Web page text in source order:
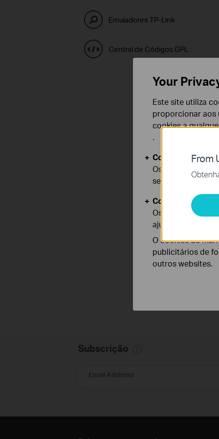
Emuladores TP-Link
Central de Códigos GPL
Subscrição
Email Address
From
Your
Este site utiliza
proporcionar aos
cookies a
.
Cookies Básicos
Os cookies são
seus sistemas.
Cookies de
Os cookies de
ajustar a
O cookies de
publicitários de
outros websites.